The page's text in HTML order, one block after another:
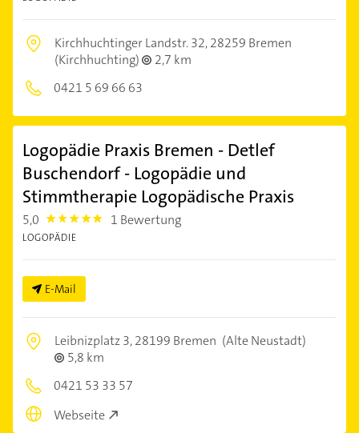
Kirchhuchtinger Landstr. 32,28259 Bremen
(Kirchhuchting)
2,7 km
0421 5 69 66 63
Logopädie Praxis Bremen - Detlef
Buschendorf - Logopädie und
Stimmtherapie Logopädische Praxis
5,0 5.0 1 Bewertung
LOGOPÄDIE
E-Mail
Leibnizplatz 3,28199 Bremen (Alte Neustadt)
5,8 km
0421 53 33 57
Webseite